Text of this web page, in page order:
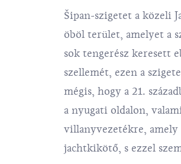
Šipan-szigetet a közeli
öböl terület, amelyet a
sok tengerész keresett
szellemét, ezen a
mégis, hogy a 21.
a nyugati oldalon,
villanyvezetékre, amely
jachtkikötő, s ezzel